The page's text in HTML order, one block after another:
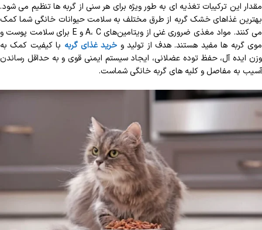
مقدار این ترکیبات تغذیه ای به طور ویژه برای هر سنی از گربه ها تنظیم می شود.
بهترین غذاهای خشک گربه از طرق مختلف به سلامت حیوانات خانگی شما کمک
می کنند. مواد مغذی ضروری غنی از ویتامین‌های A، C و E برای سلامت پوست و
موی گربه ها مفید هستند. هدف از تولید و خرید غذای گربه با کیفیت کمک به
وزن ایده آل، حفظ توده عضلانی، ایجاد سیستم ایمنی قوی و به حداقل رساندن
آسیب به مفاصل و کلیه های گربه خانگی شماست.